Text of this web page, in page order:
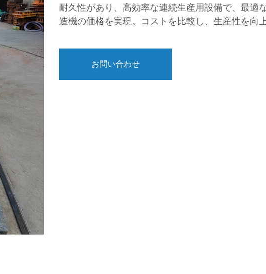
耐久性があり、高効率な連続生産用設備で、最適
造機の価格を実現。コストを比較し、生産性を向
お問い合わせ